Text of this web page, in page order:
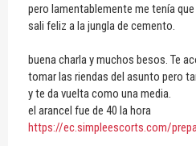
pero lamentablemente me tenía
sali feliz a la jungla de cemento.
buena charla y muchos besos. Te
tomar las riendas del asunto pero
y te da vuelta como una media.
el arancel fue de 40 la hora
https://ec.simpleescorts.com/